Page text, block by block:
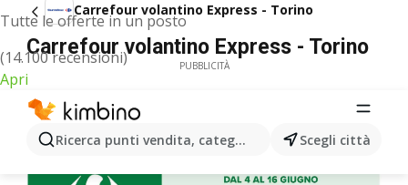
Tutte le offerte in un posto
(14.100 recensioni)
Apri
Ricerca punti vendita, categorie, prodotti...Scegli città
Carrefour volantino Express - Torino
Carrefour volantino Express - Torino
PUBBLICITÀ